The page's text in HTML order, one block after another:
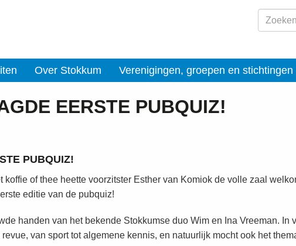
Over Stokkum Verenigingen, groepen en stichtingen
EERSTE PUBQUIZ!
PUBQUIZ!
koffie of thee heette voorzitster Esther van Komiok de volle zaal
editie van de pubquiz!
handen van het bekende Stokkumse duo Wim en Ina Vreeman. In
van sport tot algemene kennis, en natuurlijk mocht ook het